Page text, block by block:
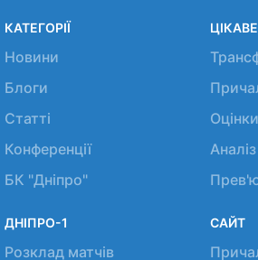
КАТЕГОРІЇ
Новини
Блоги
Статті
Конференції
БК "Дніпро"
ЦІКАВЕ
ДНІПРО-1
Розклад матчів
САЙТ